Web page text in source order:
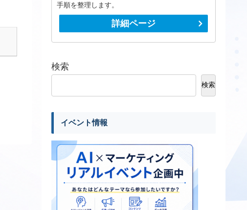
手順を整理します。
詳細ページ
検索
検索
イベント情報